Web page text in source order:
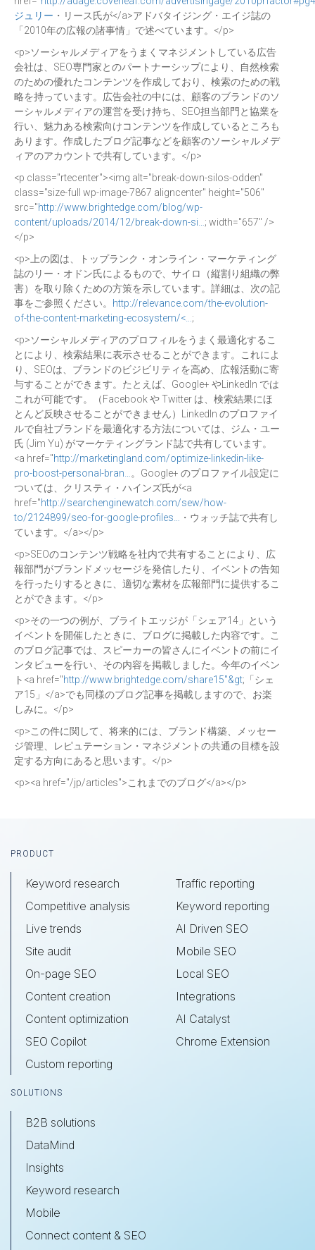
ジュリー ・リース氏が</a>アドバタイジング・エイジ誌の
「2010年の広報の諸事情」で述べています。</p>
<p>ソーシャルメディアをうまくマネジメントしている広告
会社は、SEO専門家とのパートナーシップにより、自然検索
のための優れたコンテンツを作成しており、検索のための戦
略を持っています。広告会社の中には、顧客のブランドのソ
ーシャルメディアの運営を受け持ち、SEO担当部門と協業を
行い、魅力ある検索向けコンテンツを作成しているところも
あります。作成したブログ記事などを顧客のソーシャルメデ
ィアのアカウントで共有しています。</p>
<p class="rtecenter"><img alt="break-down-silos-odden"
class="size-full wp-image-7867 aligncenter" height="506"
src="http://www.brightedge.com/blog/wp-
content/uploads/2014/12/break-down-si… ; width="657" />
</p>
<p>上の図は、トップランク・オンライン・マーケティング
誌のリー・オドン氏によるもので、サイロ（縦割り組織の弊
害）を取り除くための方策を示しています。詳細は、次の記
事をご参照ください。 http://relevance.com/the-evolution-
of-the-content-marketing-ecosystem/<… ;
<p>ソーシャルメディアのプロフィルをうまく最適化するこ
とにより、検索結果に表示させることができます。これによ
り、SEOは、ブランドのビジビリティを高め、広報活動に寄
与することができます。たとえば、Google+ やLinkedIn では
これが可能です。（Facebook や Twitter は、検索結果にほ
とんど反映させることができません）LinkedIn のプロファイ
ルで自社ブランドを最適化する方法については、ジム・ユー
氏 (Jim Yu) がマーケティングランド誌で共有しています。
<a href="http://marketingland.com/optimize-linkedin-like-
pro-boost-personal-bran…
。Google+ のプロファイル設定に
ついては、クリスティ・ハインズ氏が<a
href="http://searchenginewatch.com/sew/how-
to/2124899/seo-for-google-profiles…
・ウォッチ誌で共有し
ています。</a></p>
<p>SEOのコンテンツ戦略を社内で共有することにより、広
報部門がブランドメッセージを発信したり、イベントの告知
を行ったりするときに、適切な素材を広報部門に提供するこ
とができます。</p>
<p>その一つの例が、ブライトエッジが「シェア14」という
イベントを開催したときに、ブログに掲載した内容です。こ
のブログ記事では、スピーカーの皆さんにイベントの前にイ
ンタビューを行い、その内容を掲載しました。今年のイベン
ト<a href="http://www.brightedge.com/share15"&gt;「シェ
ア15」</a>でも同様のブログ記事を掲載しますので、お楽
しみに。</p>
<p>この件に関して、将来的には、ブランド構築、メッセー
ジ管理、レピュテーション・マネジメントの共通の目標を設
定する方向にあると思います。</p>
<p><a href="/jp/articles">これまでのブログ</a></p>
Footer
PRODUCT
Keyword research
Competitive analysis
Live trends
Site audit
On-page SEO
Content creation
Content optimization
SEO Copilot
Custom reporting
Traffic reporting
Keyword reporting
AI Driven SEO
Mobile SEO
Local SEO
Integrations
AI Catalyst
Chrome Extension
SOLUTIONS
B2B solutions
DataMind
Insights
Keyword research
Mobile
Connect content & SEO